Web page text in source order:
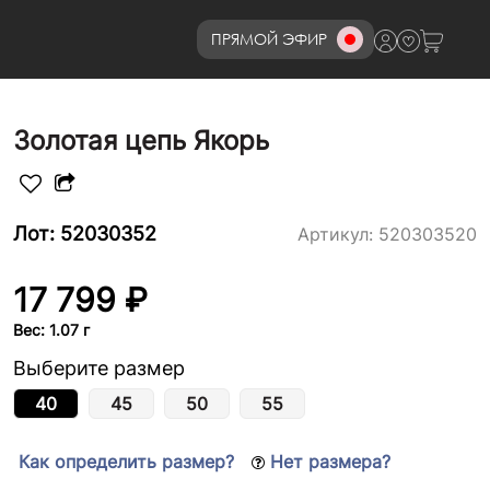
ПРЯМОЙ ЭФИР8 (800)777-72-69
Золотая цепь Якорь
Лот: 52030352 Артикул: 520303520
17 799 ₽
Вес: 1.07 г
Выберите размер
40 45 50 55
Как определить размер? Нет размера?